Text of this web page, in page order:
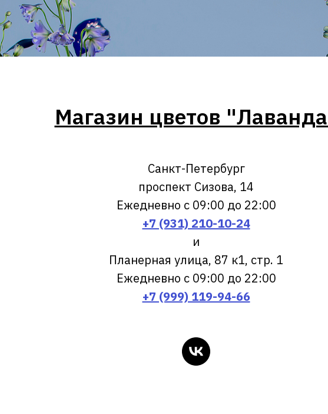
Магазин цветов
Санкт-Петербург
проспект Сизова, 14
Ежедневно с 09:00 до 22:00
+7 (931) 210-10-24
и
Планерная улица, 87 к1, стр. 1
Ежедневно с 09:00 до 22:00
+7 (999) 119-94-66